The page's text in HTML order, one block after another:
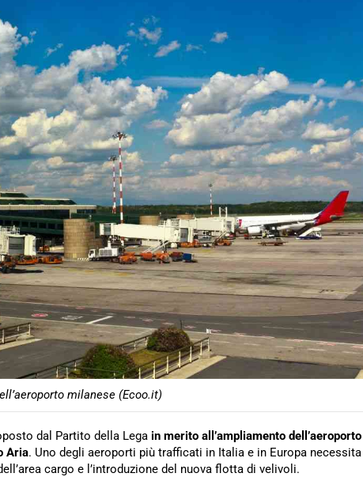
milanese (Ecoo.it)
dal Partito della Lega in merito all’ampliamento dell’aeroporto
Aria. Uno degli aeroporti più trafficati in Italia e in Europa necessita
cargo e l’introduzione del nuova flotta di velivoli.